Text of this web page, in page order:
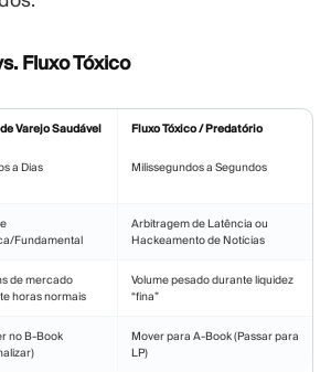
Fluxo Tóxico
Varejo Saudável Fluxo Tóxico / Predatório
a Dias Milissegundos a Segundos
Fundamental
Arbitragem de Latência ou
Hackeamento de Notícias
de mercado
horas normais
Volume pesado durante liquidez
“fina”
no B-Book
Mover para A-Book (Passar para
LP)